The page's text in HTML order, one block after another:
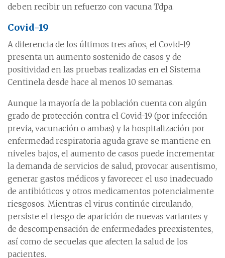
deben recibir un refuerzo con vacuna Tdpa.
Covid-19
A diferencia de los últimos tres años, el Covid-19
presenta un aumento sostenido de casos y de
positividad en las pruebas realizadas en el Sistema
Centinela desde hace al menos 10 semanas.
Aunque la mayoría de la población cuenta con algún
grado de protección contra el Covid-19 (por infección
previa, vacunación o ambas) y la hospitalización por
enfermedad respiratoria aguda grave se mantiene en
niveles bajos, el aumento de casos puede incrementar
la demanda de servicios de salud, provocar ausentismo,
generar gastos médicos y favorecer el uso inadecuado
de antibióticos y otros medicamentos potencialmente
riesgosos. Mientras el virus continúe circulando,
persiste el riesgo de aparición de nuevas variantes y
de descompensación de enfermedades preexistentes,
así como de secuelas que afecten la salud de los
pacientes.